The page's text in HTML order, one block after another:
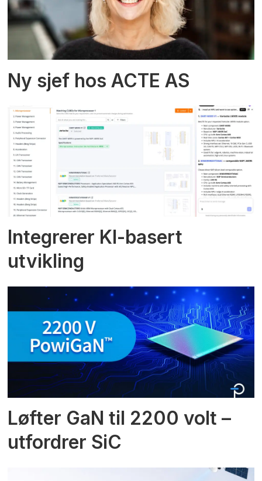
Ny sjef hos ACTE AS
Integrerer KI-basert
utvikling
Løfter GaN til 2200 volt –
utfordrer SiC